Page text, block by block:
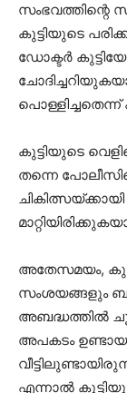
കുട്ടിയുടെ
ഡോക്ടർ
പൊള്ളിച്ചതെന്ന്
കുട്ടിയുടെ
തന്നെ
അതേസമയം,
സംശയങ്ങളും
അബദ്ധത്തിൽ
അപകടം
എന്നാൽ